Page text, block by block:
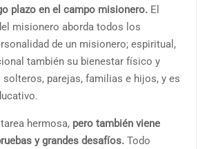
plazo en el campo misionero. El
misionero aborda todos los
de un misionero; espiritual,
también su bienestar físico y
parejas, familias e hijos, y es
hermosa, pero también viene
y grandes desafíos. Todo